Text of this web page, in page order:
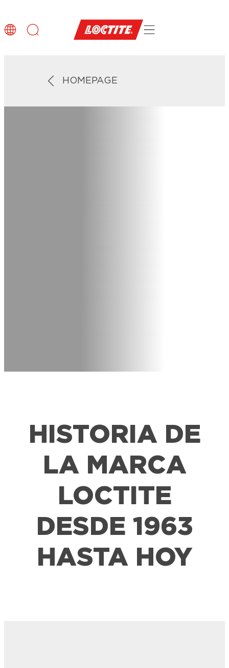
HOMEPAGE
HISTORIA DE
LA MARCA
LOCTITE
DESDE 1963
HASTA HOY